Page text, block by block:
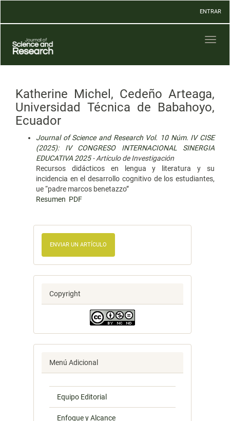
Contenido
Barra
lateral
ENTRAR
Katherine Michel, Cedeño Arteaga,
Universidad Técnica de Babahoyo,
Ecuador
Journal of Science and Research Vol. 10 Núm. IV CISE
(2025): IV CONGRESO INTERNACIONAL SINERGIA
EDUCATIVA 2025- Artículo de Investigación
Recursos didácticos en lengua y literatura y su
incidencia en el desarrollo cognitivo de los estudiantes,
ue “padre marcos benetazzo”
Resumen PDF
ENVIAR UN ARTÍCULO
Copyright
Menú Adicional
Equipo Editorial
Enfoque y Alcance